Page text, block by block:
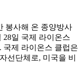
봉사해 온 종양방사
28일 국제 라이온스
국제 라이온스 클럽은
선단체로, 미국을 비